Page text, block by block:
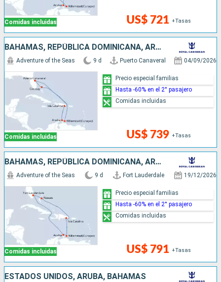
Comidas incluidas US$ 721 +Tasas
BAHAMAS, REPÚBLICA DOMINICANA, ARUBA, ESTADOS UNIDOS
Comidas incluidas
Adventure of the Seas 9 d Puerto Canaveral 04/09/2026
US$ 739 +Tasas
Precio especial familias
Hasta -60% en el 2° pasajero
Comidas incluidas
BAHAMAS, REPÚBLICA DOMINICANA, ARUBA, ESTADOS UNIDOS
Comidas incluidas
Adventure of the Seas 9 d Fort Lauderdale 19/12/2026
US$ 791 +Tasas
Precio especial familias
Hasta -60% en el 2° pasajero
Comidas incluidas
ESTADOS UNIDOS, ARUBA, BAHAMAS